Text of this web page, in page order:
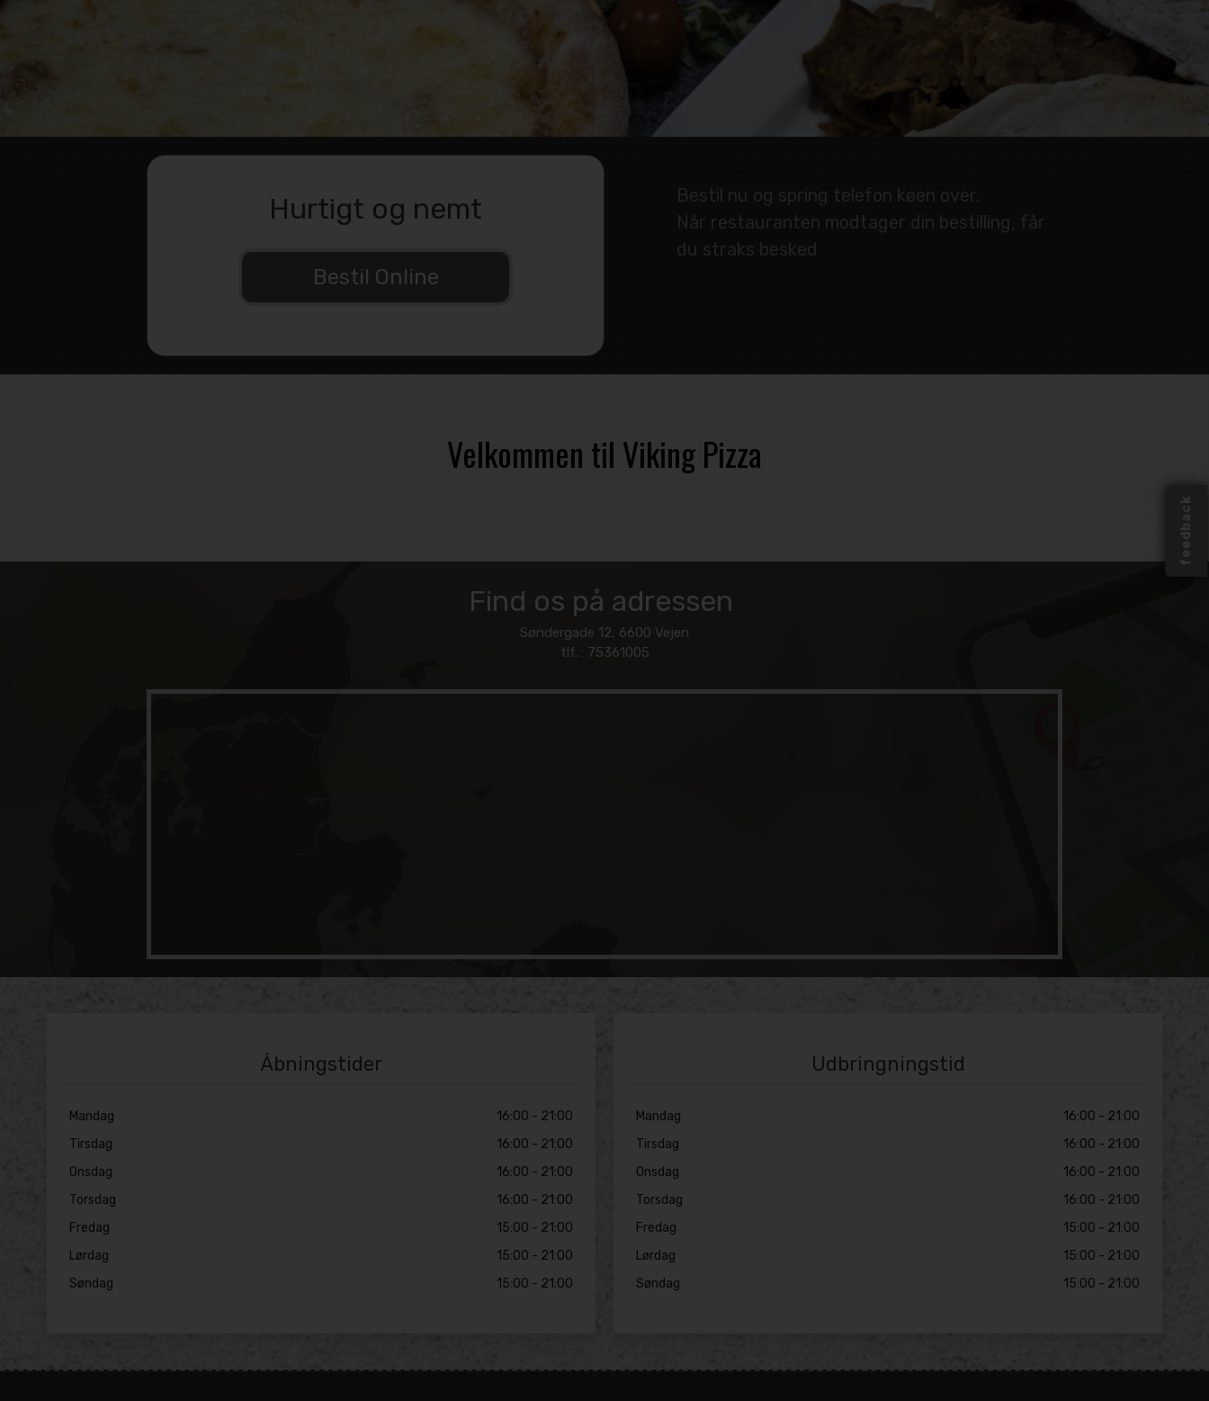
feedback
Hurtigt og nemt
Bestil Online
Bestil nu og spring telefon køen over.
Når restauranten modtager din bestilling, får
du straks besked
Velkommen til Viking Pizza
Find os på adressen
Søndergade 12, 6600 Vejen
tlf. : 75361005
Åbningstider
Mandag
16:00 - 21:00
Tirsdag
16:00 - 21:00
Onsdag
16:00 - 21:00
Torsdag
16:00 - 21:00
Fredag
15:00 - 21:00
Lørdag
15:00 - 21:00
Søndag
15:00 - 21:00
Udbringningstid
Mandag
16:00 - 21:00
Tirsdag
16:00 - 21:00
Onsdag
16:00 - 21:00
Torsdag
16:00 - 21:00
Fredag
15:00 - 21:00
Lørdag
15:00 - 21:00
Søndag
15:00 - 21:00